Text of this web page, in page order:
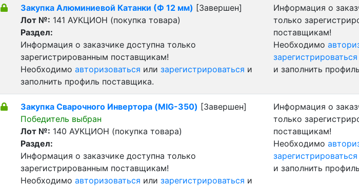
Закупка Алюминиевой Катанки (Ф 12 мм) [Завершен]
Лот №: 141 АУКЦИОН (покупка товара)
Раздел:
Информация о заказчике доступна только
зарегистрированным поставщикам!
Необходимо авторизоваться или зарегистрироваться и
заполнить профиль поставщика.
Информация о
только
поставщикам!
Необходимо
зарегистрироваться
и заполнить
Закупка Сварочного Инвертора (MIG-350) [Завершен]
Победитель выбран
Лот №: 140 АУКЦИОН (покупка товара)
Раздел:
Информация о заказчике доступна только
зарегистрированным поставщикам!
Необходимо авторизоваться или зарегистрироваться и
Информация о
только
поставщикам!
Необходимо
зарегистрироваться
и заполнить